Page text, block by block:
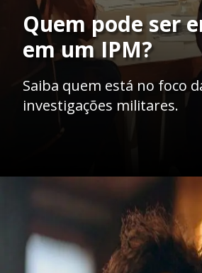
Quem pode ser
em um IPM?
Saiba quem está no foco
investigações militares.